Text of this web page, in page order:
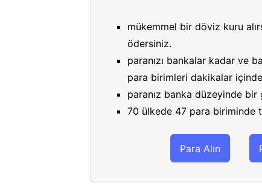
mükemmel bir döviz kuru
ödersiniz.
paranızı bankalar kadar ve
para birimleri dakikalar
paranız banka düzeyinde bir
70 ülkede 47 para biriminde
Para Alın